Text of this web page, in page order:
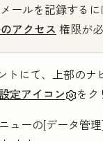
ールを記録するに
アクセス 権限が
トにて、上部のナ
設定アイコン
をク
ューの[データ管理